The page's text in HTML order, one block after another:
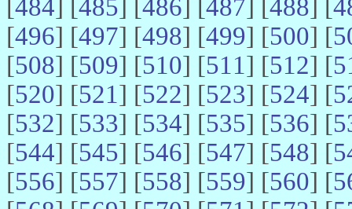
[484] [485] [486] [487] [488] [
[496] [497] [498] [499] [500] [
[508] [509] [510] [511] [512] [
[520] [521] [522] [523] [524] [
[532] [533] [534] [535] [536] [
[544] [545] [546] [547] [548] [
[556] [557] [558] [559] [560] [